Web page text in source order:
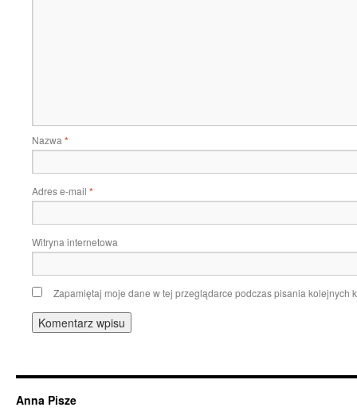
Nazwa *
Adres e-mail *
Witryna internetowa
Zapamiętaj moje dane w tej przeglądarce podczas pisania kolejnych
Anna Pisze